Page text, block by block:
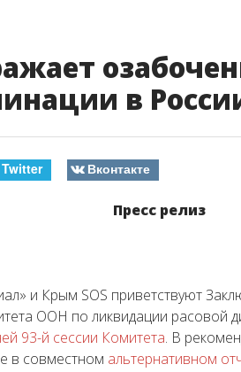
в
Twitter Вконтакте
Пресс релиз
и Крым SOS приветствуют
ООН по ликвидации расовой
93-й сессии Комитета. В
в совместном альтернативном